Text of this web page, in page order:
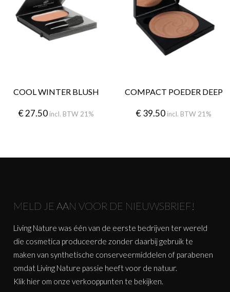
COOL WINTER BLUSH
€27.50 incl. BTW 21%
COMPACT POEDER DEEP
€39.50 incl. BTW 21%
MELD JE AAN VOOR DE NIEUWSBRIEF!
Living Nature was één van de eerste bedrijven ter wereld
die cosmetica produceerde zonder daarbij gebruik te
maken van synthetische conserveermiddelen of parabenen
omdat Living Nature passie heeft voor de natuur.
Klik hier om onze verkooppunten te bekijken.